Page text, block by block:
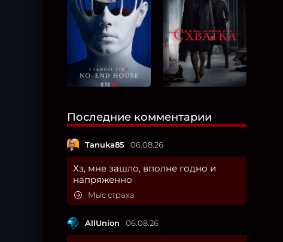
Последние комментарии
Tanuka85 06.08.26
Хз, мне зашло, вполне годно и
напряженно
Мыс страха
AllUnion 06.08.26